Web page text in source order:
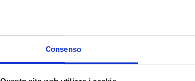
Consenso